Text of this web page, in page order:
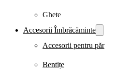
Ghete
Accesorii Îmbrăcăminte
Accesorii pentru păr
Bentițe